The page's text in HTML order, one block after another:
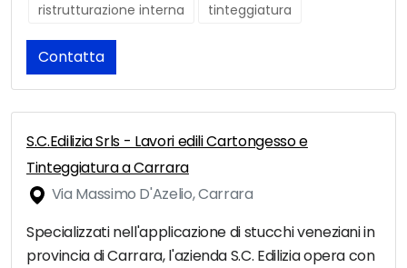
ristrutturazione interna
tinteggiatura
Contatta
S.C.Edilizia Srls - Lavori edili Cartongesso e
Tinteggiatura a Carrara
Via Massimo D'Azelio, Carrara
Specializzati nell'applicazione di stucchi veneziani in
provincia di Carrara, l'azienda S.C. Edilizia opera con